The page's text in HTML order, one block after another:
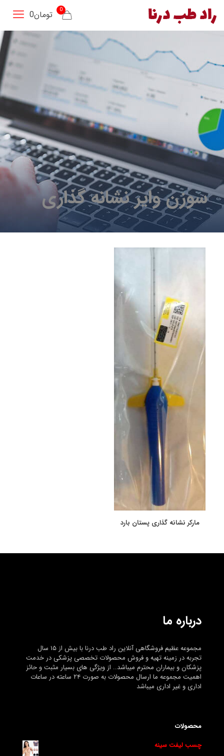
0 تومان0
سوزن وایر نشانه گذاری
مارکر نشانه گذاری پستان بارد
درباره ما
مجموعه عظیم فروشگاهی آنلاین راد طب درنا با بیش از ۱۵ سال
تجربه در زمینه تهیه و فروش محصولات تخصصی پزشکی در خدمت
پزشکان و بیماران محترم میباشد.. از ویژگی های بسیار مثبت و حائز
اهمیت مجموعه ما ارسال محصولات به صورت ۲۴ ساعته در ساعات
اداری و غیر اداری میباشد
محصولات
چسب لیفت سینه